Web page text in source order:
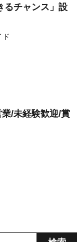
るチャンス」設
ド
/未経験歓迎/賞